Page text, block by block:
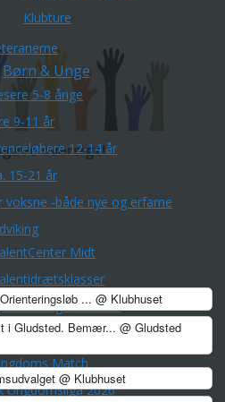
Klubture
Børn & Unge
5-8 årige
9-11 år
12-14 år
15-21 år
voksne -både nye og erfarne
Midt
Horsens
og sommerlejre
Match
Ungdomsliga 2026
oversigt!
... @ Klubhuset
i Gludsted. Bemær... @ Gludsted
@ Klubhuset